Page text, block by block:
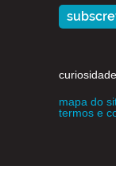
mapa do
termos e